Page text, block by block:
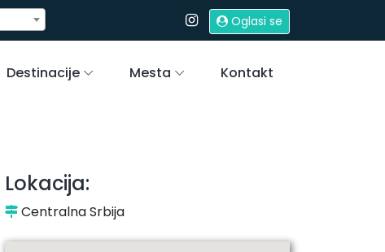
Oglasi se
Destinacije Mesta Kontakt
Lokacija:
Centralna Srbija